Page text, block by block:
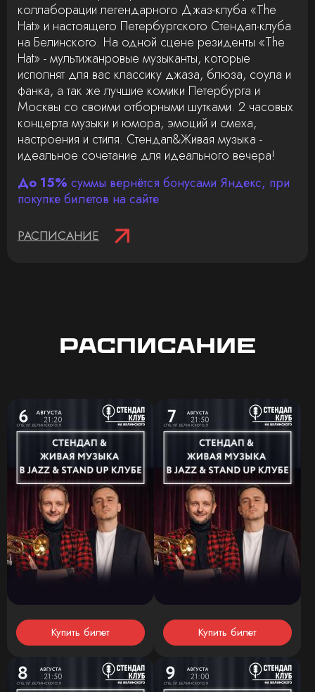
коллаборации легендарного Джаз-клуба «The
Hat» и настоящего Петербургского Стендап-клуба
на Белинского. На одной сцене резиденты «The
Hat» - мультижанровые музыканты, которые
исполнят для вас классику джаза, блюза, соула и
фанка, а так же лучшие комики Петербурга и
Москвы со своими отборными шутками. 2 часовых
концерта музыки и юмора, эмоций и смеха,
настроения и стиля. Стендап&Живая музыка -
идеальное сочетание для идеального вечера!
До 15% суммы вернётся бонусами Яндекс, при
покупке билетов на сайте
РАСПИСАНИЕ
Расписание
Купить билет Купить билет